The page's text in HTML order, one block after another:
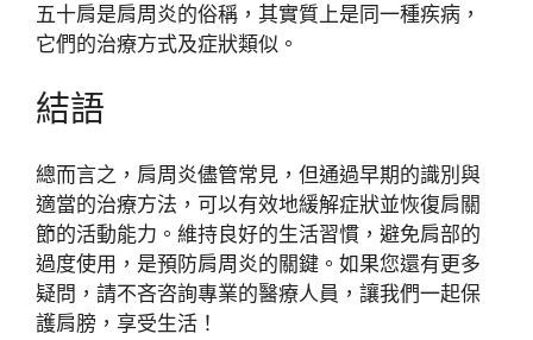
五十肩是肩周炎的俗稱，其實質上是同一種疾病，
它們的治療方式及症狀類似。
結語
總而言之，肩周炎儘管常見，但通過早期的識別與
適當的治療方法，可以有效地緩解症狀並恢復肩關
節的活動能力。維持良好的生活習慣，避免肩部的
過度使用，是預防肩周炎的關鍵。如果您還有更多
疑問，請不吝咨詢專業的醫療人員，讓我們一起保
護肩膀，享受生活！